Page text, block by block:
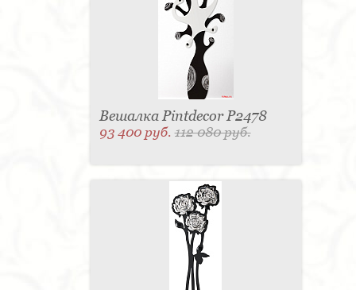
Вешалка Pintdecor P2478
93 400 руб.112 080 руб.